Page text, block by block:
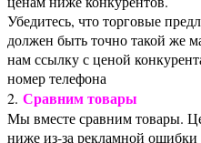
Убедитесь, что торговые
должен быть точно такой же
нам ссылку с ценой
номер телефона
2. Сравним товары
Мы вместе сравним товары.
ниже из-за рекламной ошибки